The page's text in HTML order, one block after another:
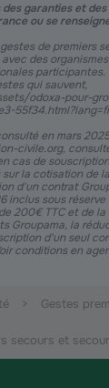
garanties et
ou se
de premiers
des
participantes.
qui sauvent,
odoxa-pour-
en mars
civile.org,
cas de
la cotisation de
d'un contrat
inclus sous
200€ TTC et de
Groupama, la
d'un seul
conditions en
Gestes
secours et